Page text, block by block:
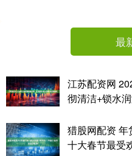
最
江苏配资网
彻清洁+锁水
猎股网配资
十大春节最受